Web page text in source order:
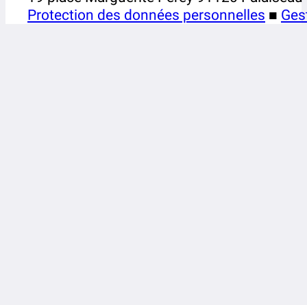
Protection des données personnelles ■